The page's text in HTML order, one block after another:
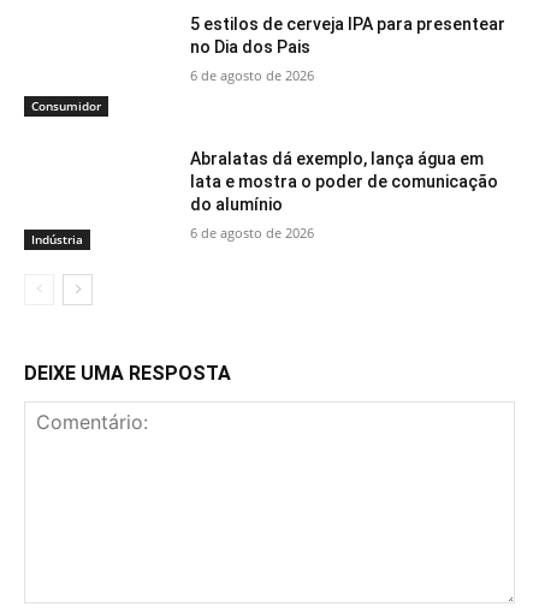
Consumidor
5 estilos de cerveja IPA para presentear
no Dia dos Pais
6 de agosto de 2026
Indústria
Abralatas dá exemplo, lança água em
lata e mostra o poder de comunicação
do alumínio
6 de agosto de 2026
DEIXE UMA RESPOSTA